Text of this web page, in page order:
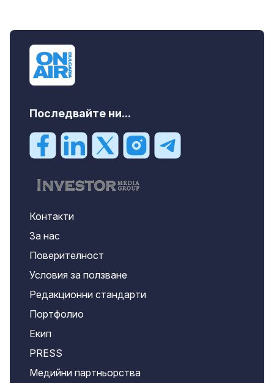
Последвайте ни...
Контакти
За нас
Поверителност
Условия за ползване
Редакционни стандарти
Портфолио
Екип
PRESS
Медийни партньорства